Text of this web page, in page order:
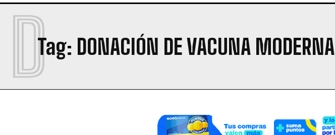
Tag: DONACIÓN DE VACUNA MODERNA
D